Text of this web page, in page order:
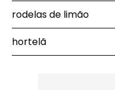
rodelas de limão
hortelã